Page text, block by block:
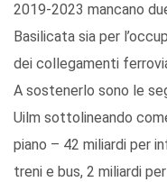
2019-2023 mancano
Basilicata sia per
dei collegamenti
A sostenerlo sono le
Uilm sottolineando
piano – 42 miliardi per
treni e bus, 2 miliardi